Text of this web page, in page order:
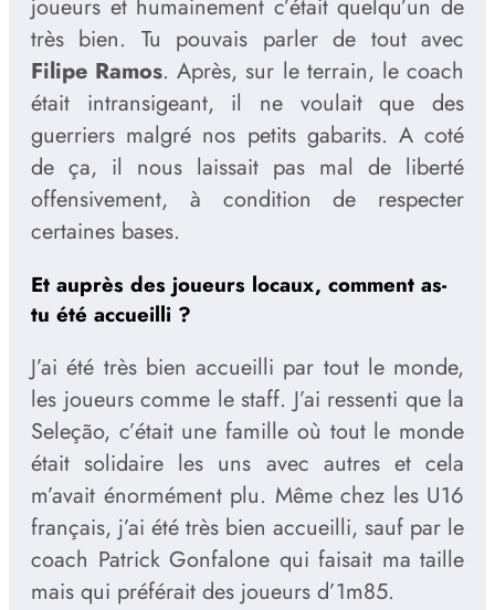
joueurs et humainement c’était quelqu’un de
très bien. Tu pouvais parler de tout avec
Filipe Ramos. Après, sur le terrain, le coach
était intransigeant, il ne voulait que des
guerriers malgré nos petits gabarits. A coté
de ça, il nous laissait pas mal de liberté
offensivement, à condition de respecter
certaines bases.
Et auprès des joueurs locaux, comment as-
tu été accueilli ?
J’ai été très bien accueilli par tout le monde,
les joueurs comme le staff. J’ai ressenti que la
Seleção, c’était une famille où tout le monde
était solidaire les uns avec autres et cela
m’avait énormément plu. Même chez les U16
français, j’ai été très bien accueilli, sauf par le
coach Patrick Gonfalone qui faisait ma taille
mais qui préférait des joueurs d’1m85.